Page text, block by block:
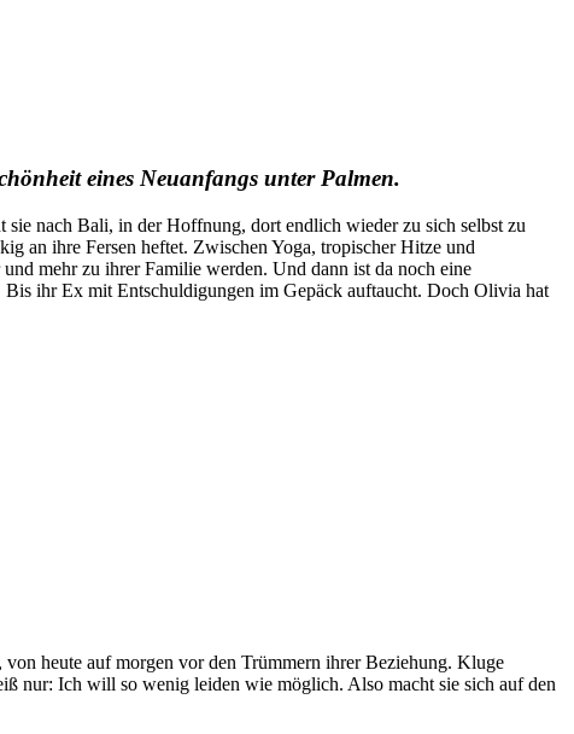
eines Neuanfangs unter Palmen.
nach Bali, in der Hoffnung, dort endlich wieder zu sich selbst zu
an ihre Fersen heftet. Zwischen Yoga, tropischer Hitze und
mehr zu ihrer Familie werden. Und dann ist da noch eine
ihr Ex mit Entschuldigungen im Gepäck auftaucht. Doch Olivia hat
heute auf morgen vor den Trümmern ihrer Beziehung. Kluge
nur: Ich will so wenig leiden wie möglich. Also macht sie sich auf den